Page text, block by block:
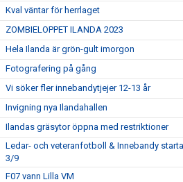
Kval väntar för herrlaget
ZOMBIELOPPET ILANDA 2023
Hela Ilanda är grön-gult imorgon
Fotografering på gång
Vi söker fler innebandytjejer 12-13 år
Invigning nya Ilandahallen
Ilandas gräsytor öppna med restriktioner
Ledar- och veteranfotboll & Innebandy
3/9
F07 vann Lilla VM